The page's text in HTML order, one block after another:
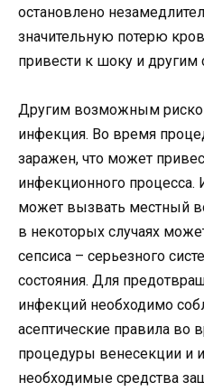
остановлено
значительную потерю
привести к шоку и
Другим возможным
инфекция. Во время
заражен, что может
инфекционного
может вызвать местный
в некоторых случаях
сепсиса – серьезного
состояния. Для
инфекций необходимо
асептические правила во
процедуры венесекции и
необходимые средства